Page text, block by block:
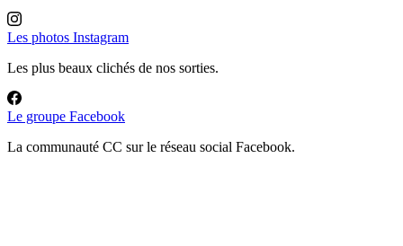
Les photos Instagram
Les plus beaux clichés de nos sorties.
Le groupe Facebook
La communauté CC sur le réseau social Facebook.